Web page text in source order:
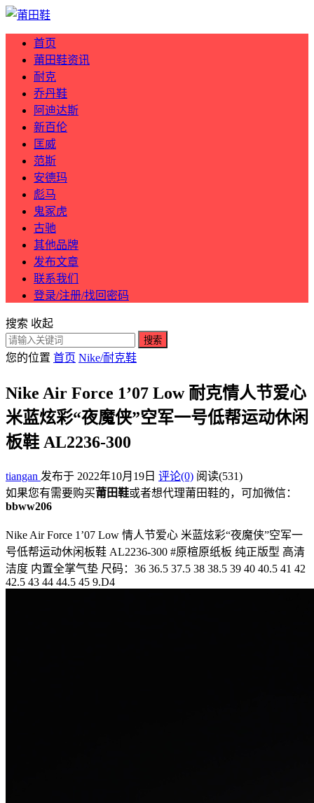
首页
莆田鞋资讯
耐克
乔丹鞋
阿迪达斯
新百伦
匡威
范斯
安德玛
彪马
鬼冢虎
古驰
其他品牌
发布文章
联系我们
登录/注册/找回密码
搜索 收起
搜索
您的位置 首页 Nike/耐克鞋
Nike Air Force 1’07 Low 耐克情人节爱心
米蓝炫彩“夜魔侠”空军一号低帮运动休闲
板鞋 AL2236-300
tiangan 发布于 2022年10月19日 评论(0) 阅读(531)
如果您有需要购买莆田鞋或者想代理莆田鞋的，可加微信：
bbww206
Nike Air Force 1’07 Low 情人节爱心 米蓝炫彩“夜魔侠”空军一
号低帮运动休闲板鞋 AL2236-300 #原楦原纸板 纯正版型 高清
洁度 内置全掌气垫 尺码：36 36.5 37.5 38 38.5 39 40 40.5 41 42
42.5 43 44 44.5 45 9.D4